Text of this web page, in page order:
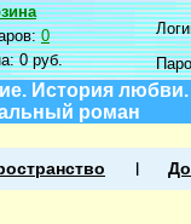
0
0 руб.
История
роман